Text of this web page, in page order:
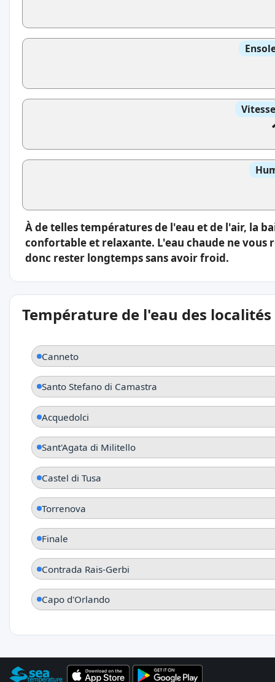
À de telles températures de l'eau et de l'air, la
confortable et relaxante. L'eau chaude ne vous
donc rester longtemps sans avoir froid.
Température de l'eau des
Canneto
Santo Stefano di Camastra
Acquedolci
Sant'Agata di Militello
Castel di Tusa
Torrenova
Finale
Contrada Rais-Gerbi
Capo d'Orlando